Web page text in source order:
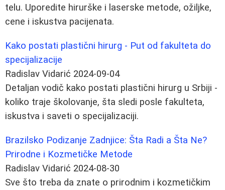
telu. Uporedite hirurške i laserske metode, ožiljke,
cene i iskustva pacijenata.
Kako postati plastični hirurg - Put od fakulteta do
specijalizacije
Radislav Vidarić 2024-09-04
Detaljan vodič kako postati plastični hirurg u Srbiji -
koliko traje školovanje, šta sledi posle fakulteta,
iskustva i saveti o specijalizaciji.
Brazilsko Podizanje Zadnjice: Šta Radi a Šta Ne?
Prirodne i Kozmetičke Metode
Radislav Vidarić 2024-08-30
Sve što treba da znate o prirodnim i kozmetičkim